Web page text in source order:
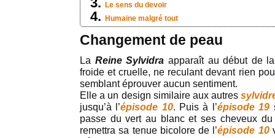
Le sens du devoir
Humaine malgré tout
Changement de peau
La Reine Sylvidra apparaît au début de
froide et cruelle, ne reculant devant rien
semblant éprouver aucun sentiment.
Elle a un design similaire aux autres
jusqu’à l’épisode 10. Puis à l’épisode 19
passe du vert au blanc et ses cheveux
remettra sa tenue bicolore de l’épisode 10